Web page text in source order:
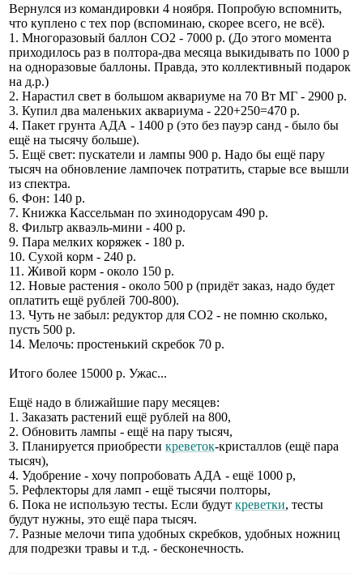
Вернулся из командировки 4 ноября. Попробую вспомнить,
что куплено с тех пор (вспоминаю, скорее всего, не всё).
1. Многоразовый баллон СО2 - 7000 р. (До этого момента
приходилось раз в полтора-два месяца выкидывать по 1000 р
на одноразовые баллоны. Правда, это коллективный подарок
на д.р.)
2. Нарастил свет в большом аквариуме на 70 Вт МГ - 2900 р.
3. Купил два маленьких аквариума - 220+250=470 р.
4. Пакет грунта АДА - 1400 р (это без пауэр санд - было бы
ещё на тысячу больше).
5. Ещё свет: пускатели и лампы 900 р. Надо бы ещё пару
тысяч на обновление лампочек потратить, старые все вышли
из спектра.
6. Фон: 140 р.
7. Книжка Кассельман по эхинодорусам 490 р.
8. Фильтр акваэль-мини - 400 р.
9. Пара мелких коряжек - 180 р.
10. Сухой корм - 240 р.
11. Живой корм - около 150 р.
12. Новые растения - около 500 р (придёт заказ, надо будет
оплатить ещё рублей 700-800).
13. Чуть не забыл: редуктор для СО2 - не помню сколько,
пусть 500 р.
14. Мелочь: простенький скребок 70 р.
Итого более 15000 р. Ужас...
Ещё надо в ближайшие пару месяцев:
1. Заказать растений ещё рублей на 800,
2. Обновить лампы - ещё на пару тысяч,
3. Планируется приобрести креветок-кристаллов (ещё пара
тысяч),
4. Удобрение - хочу попробовать АДА - ещё 1000 р,
5. Рефлекторы для ламп - ещё тысячи полторы,
6. Пока не использую тесты. Если будут креветки, тесты
будут нужны, это ещё пара тысяч.
7. Разные мелочи типа удобных скребков, удобных ножниц
для подрезки травы и т.д. - бесконечность.